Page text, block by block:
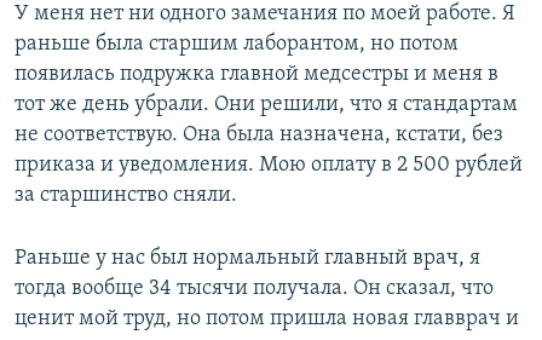
У меня нет ни одного замечания по моей работе. Я
раньше была старшим лаборантом, но потом
появилась подружка главной медсестры и меня в
тот же день убрали. Они решили, что я стандартам
не соответствую. Она была назначена, кстати, без
приказа и уведомления. Мою оплату в 2 500 рублей
за старшинство сняли.
Раньше у нас был нормальный главный врач, я
тогда вообще 34 тысячи получала. Он сказал, что
ценит мой труд, но потом пришла новая главврач и